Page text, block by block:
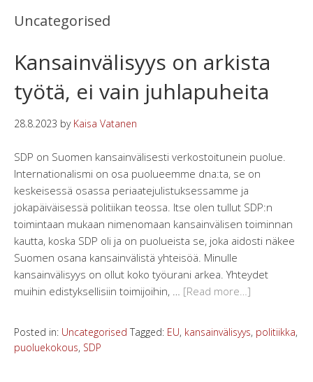
Uncategorised
Kansainvälisyys on arkista
työtä, ei vain juhlapuheita
28.8.2023 by Kaisa Vatanen
SDP on Suomen kansainvälisesti verkostoitunein puolue.
Internationalismi on osa puolueemme dna:ta, se on
keskeisessä osassa periaatejulistuksessamme ja
jokapäiväisessä politiikan teossa. Itse olen tullut SDP:n
toimintaan mukaan nimenomaan kansainvälisen toiminnan
kautta, koska SDP oli ja on puolueista se, joka aidosti näkee
Suomen osana kansainvälistä yhteisöä. Minulle
kansainvälisyys on ollut koko työurani arkea. Yhteydet
muihin edistyksellisiin toimijoihin, … [Read more…]
Posted in: Uncategorised Tagged: EU, kansainvälisyys, politiikka,
puoluekokous, SDP